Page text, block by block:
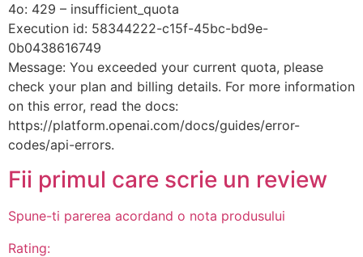
4o: 429 – insufficient_quota
Execution id: 58344222-c15f-45bc-bd9e-
0b0438616749
Message: You exceeded your current quota, please
check your plan and billing details. For more information
on this error, read the docs:
https://platform.openai.com/docs/guides/error-
codes/api-errors.
Fii primul care scrie un review
Spune-ti parerea acordand o nota produsului
Rating: